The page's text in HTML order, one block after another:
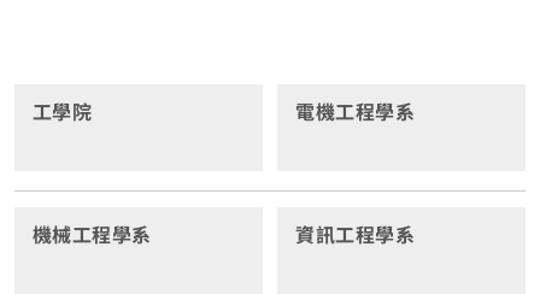
升自己研究的解說能力，從別人的海報中獲取知識，或從
參與，是一個擁有相當優良傳統的活動。 PhD public def
ense 博士班畢業公開口試是博士生畢業前最重要的日
子，在這天博士生會準備一小時左右的簡報，接著是評審
要團體進行。而 2016 年在因緣際會之下，接觸了正規的
的國內級賽車手新手執照，也購買一台 1995 年的手排 BM
工學院 電機工程學系
機械工程學系 資訊工程學系